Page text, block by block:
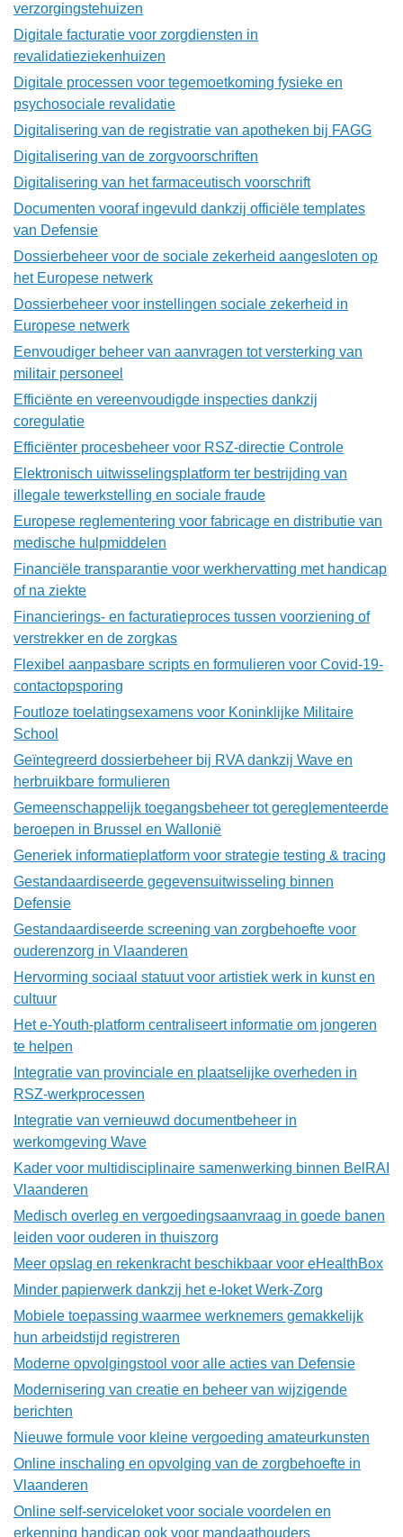
verzorgingstehuizen
Digitale facturatie voor zorgdiensten in
revalidatieziekenhuizen
Digitale processen voor tegemoetkoming fysieke en
psychosociale revalidatie
Digitalisering van de registratie van apotheken bij FAGG
Digitalisering van de zorgvoorschriften
Digitalisering van het farmaceutisch voorschrift
Documenten vooraf ingevuld dankzij officiële templates
van Defensie
Dossierbeheer voor de sociale zekerheid aangesloten op
het Europese netwerk
Dossierbeheer voor instellingen sociale zekerheid in
Europese netwerk
Eenvoudiger beheer van aanvragen tot versterking van
militair personeel
Efficiënte en vereenvoudigde inspecties dankzij
coregulatie
Efficiënter procesbeheer voor RSZ-directie Controle
Elektronisch uitwisselingsplatform ter bestrijding van
illegale tewerkstelling en sociale fraude
Europese reglementering voor fabricage en distributie van
medische hulpmiddelen
Financiële transparantie voor werkhervatting met handicap
of na ziekte
Financierings- en facturatieproces tussen voorziening of
verstrekker en de zorgkas
Flexibel aanpasbare scripts en formulieren voor Covid-19-
contactopsporing
Foutloze toelatingsexamens voor Koninklijke Militaire
School
Geïntegreerd dossierbeheer bij RVA dankzij Wave en
herbruikbare formulieren
Gemeenschappelijk toegangsbeheer tot gereglementeerde
beroepen in Brussel en Wallonië
Generiek informatieplatform voor strategie testing & tracing
Gestandaardiseerde gegevensuitwisseling binnen
Defensie
Gestandaardiseerde screening van zorgbehoefte voor
ouderenzorg in Vlaanderen
Hervorming sociaal statuut voor artistiek werk in kunst en
cultuur
Het e-Youth-platform centraliseert informatie om jongeren
te helpen
Integratie van provinciale en plaatselijke overheden in
RSZ-werkprocessen
Integratie van vernieuwd documentbeheer in
werkomgeving Wave
Kader voor multidisciplinaire samenwerking binnen BelRAI
Vlaanderen
Medisch overleg en vergoedingsaanvraag in goede banen
leiden voor ouderen in thuiszorg
Meer opslag en rekenkracht beschikbaar voor eHealthBox
Minder papierwerk dankzij het e-loket Werk-Zorg
Mobiele toepassing waarmee werknemers gemakkelijk
hun arbeidstijd registreren
Moderne opvolgingstool voor alle acties van Defensie
Modernisering van creatie en beheer van wijzigende
berichten
Nieuwe formule voor kleine vergoeding amateurkunsten
Online inschaling en opvolging van de zorgbehoefte in
Vlaanderen
Online self-serviceloket voor sociale voordelen en
erkenning handicap ook voor mandaathouders